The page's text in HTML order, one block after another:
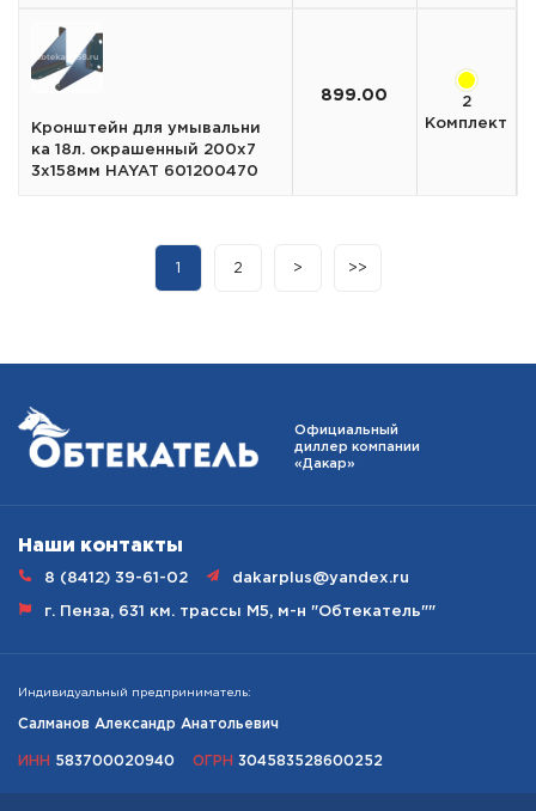
Кронштейн для умывальни
ка 18л. окрашенный 200х7
3х158мм HAYAT 601200470
899.00
2
Комплект
1 2 > >>
Наши контакты
8 (8412) 39-61-02 dakarplus@yandex.ru
г. Пенза, 631 км. трассы М5, м-н "Обтекатель""
Индивидуальный предприниматель:
Салманов Александр Анатольевич
ИНН 583700020940 ОГРН 304583528600252